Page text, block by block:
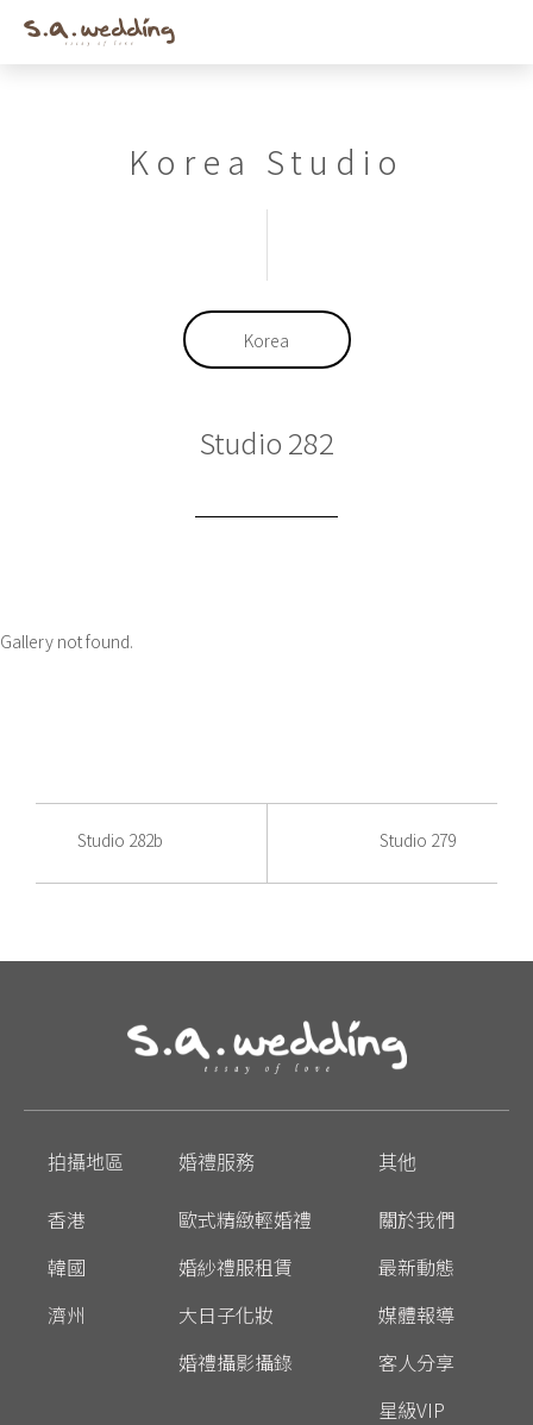
Skip
Korea Studio
Korea
Studio 282
Gallery not found.
Studio 282b Studio 279
拍攝地區
香港
韓國
濟州
婚禮服務
歐式精緻輕婚禮
婚紗禮服租賃
大日子化妝
婚禮攝影攝錄
其他
關於我們
最新動態
媒體報導
客人分享
星級VIP